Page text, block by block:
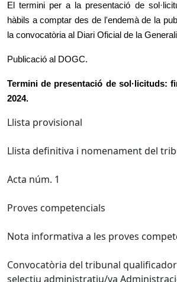
El termini per a la presentació de
hàbils a comptar des de l'endemà de la
la convocatòria al Diari Oficial de la
Publicació al DOGC.
Termini de presentació de sol·licituds:
2024.
Llista provisional
Llista definitiva i nomenament del
Acta núm. 1
Proves competencials
Nota informativa a les proves
Convocatòria del tribunal
selectiu administratiu/va